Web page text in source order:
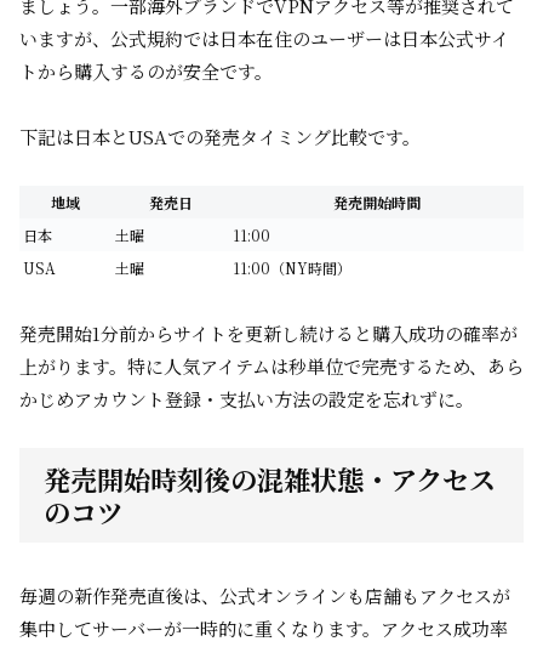
ましょう。一部海外ブランドでVPNアクセス等が推奨されて
いますが、公式規約では日本在住のユーザーは日本公式サイ
トから購入するのが安全です。
下記は日本とUSAでの発売タイミング比較です。
地域 発売日
発売開始時間
日本
土曜
11:00
USA
土曜 11:00（NY時間）
発売開始1分前からサイトを更新し続けると購入成功の確率が
上がります。特に人気アイテムは秒単位で完売するため、あら
かじめアカウント登録・支払い方法の設定を忘れずに。
発売開始時刻後の混雑状態・アクセス
のコツ
毎週の新作発売直後は、公式オンラインも店舗もアクセスが
集中してサーバーが一時的に重くなります。アクセス成功率